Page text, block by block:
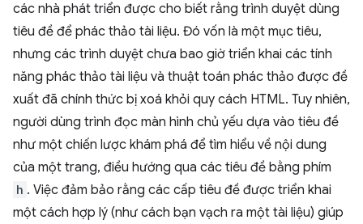
các nhà phát triển được cho biết rằng trình duyệt dùng
tiêu đề để phác thảo tài liệu. Đó vốn là một mục tiêu,
nhưng các trình duyệt chưa bao giờ triển khai các tính
năng phác thảo tài liệu và thuật toán phác thảo được đề
xuất đã chính thức bị xoá khỏi quy cách HTML. Tuy nhiên,
người dùng trình đọc màn hình chủ yếu dựa vào tiêu đề
như một chiến lược khám phá để tìm hiểu về nội dung
của một trang, điều hướng qua các tiêu đề bằng phím
h . Việc đảm bảo rằng các cấp tiêu đề được triển khai
một cách hợp lý (như cách bạn vạch ra một tài liệu) giúp